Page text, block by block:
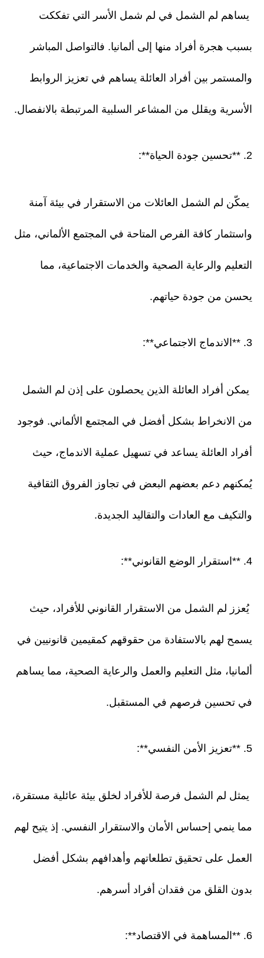
يساهم لم الشمل في لم شمل الأسر التي تفككت
بسبب هجرة أفراد منها إلى ألمانيا. فالتواصل المباشر
والمستمر بين أفراد العائلة يساهم في تعزيز الروابط
الأسرية ويقلل من المشاعر السلبية المرتبطة بالانفصال.
2. **تحسين جودة الحياة**:
يمكّن لم الشمل العائلات من الاستقرار في بيئة آمنة
واستثمار كافة الفرص المتاحة في المجتمع الألماني، مثل
التعليم والرعاية الصحية والخدمات الاجتماعية، مما
يحسن من جودة حياتهم.
3. **الاندماج الاجتماعي**:
يمكن أفراد العائلة الذين يحصلون على إذن لم الشمل
من الانخراط بشكل أفضل في المجتمع الألماني. فوجود
أفراد العائلة يساعد في تسهيل عملية الاندماج، حيث
يُمكنهم دعم بعضهم البعض في تجاوز الفروق الثقافية
والتكيف مع العادات والتقاليد الجديدة.
4. **استقرار الوضع القانوني**:
يُعزز لم الشمل من الاستقرار القانوني للأفراد، حيث
يسمح لهم بالاستفادة من حقوقهم كمقيمين قانونيين في
ألمانيا، مثل التعليم والعمل والرعاية الصحية، مما يساهم
في تحسين فرصهم في المستقبل.
5. **تعزيز الأمن النفسي**:
يمثل لم الشمل فرصة للأفراد لخلق بيئة عائلية مستقرة،
مما ينمي إحساس الأمان والاستقرار النفسي. إذ يتيح لهم
العمل على تحقيق تطلعاتهم وأهدافهم بشكل أفضل
بدون القلق من فقدان أفراد أسرهم.
6. **المساهمة في الاقتصاد**: